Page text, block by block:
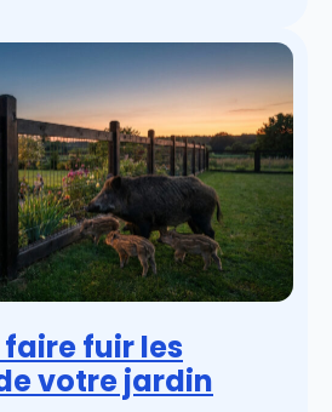
fuir les
votre jardin